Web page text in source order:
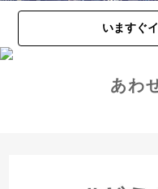
いますぐ
あわ